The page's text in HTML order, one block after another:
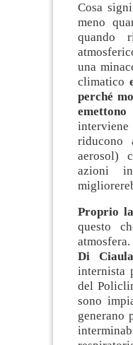
Cosa
meno
quando
una
climatico
perché
riducono
aerosol)
azioni
Proprio
questo
Di Ciaula
internista
del
sono
generano